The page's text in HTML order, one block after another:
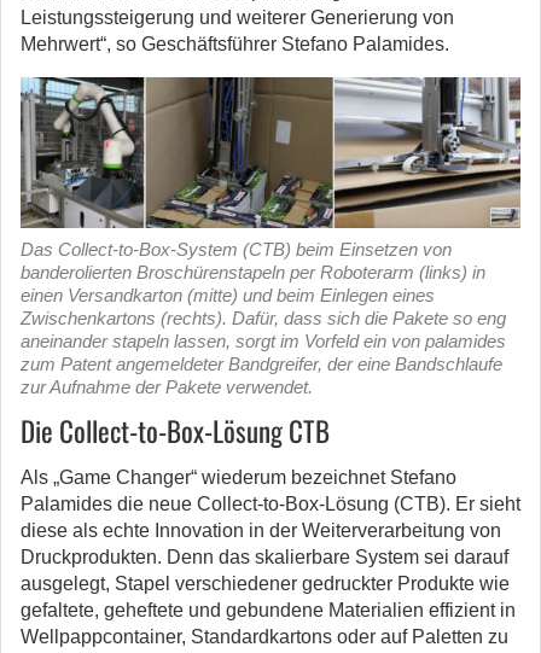
Leistungssteigerung und weiterer Generierung von
Mehrwert“, so Geschäftsführer Stefano Palamides.
Das Collect-to-Box-System (CTB) beim Einsetzen von
banderolierten Broschürenstapeln per Roboterarm (links) in
einen Versandkarton (mitte) und beim Einlegen eines
Zwischenkartons (rechts). Dafür, dass sich die Pakete so eng
aneinander stapeln lassen, sorgt im Vorfeld ein von palamides
zum Patent angemeldeter Bandgreifer, der eine Bandschlaufe
zur Aufnahme der Pakete verwendet.
Die Collect-to-Box-Lösung CTB
Als „Game Changer“ wiederum bezeichnet Stefano
Palamides die neue Collect-to-Box-Lösung (CTB). Er sieht
diese als echte Innovation in der Weiterverarbeitung von
Druckprodukten. Denn das skalierbare System sei darauf
ausgelegt, Stapel verschiedener gedruckter Produkte wie
gefaltete, geheftete und gebundene Materialien effizient in
Wellpappcontainer, Standardkartons oder auf Paletten zu